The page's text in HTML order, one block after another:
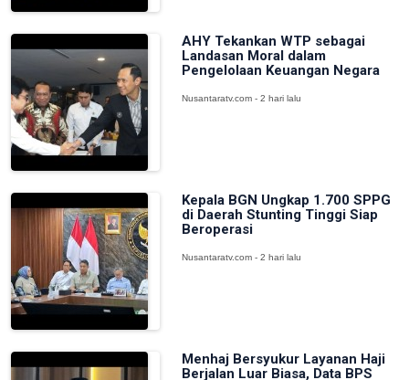
AHY Tekankan WTP sebagai
Landasan Moral dalam
Pengelolaan Keuangan Negara
Nusantaratv.com - 2 hari lalu
Kepala BGN Ungkap 1.700 SPPG
di Daerah Stunting Tinggi Siap
Beroperasi
Nusantaratv.com - 2 hari lalu
Menhaj Bersyukur Layanan Haji
Berjalan Luar Biasa, Data BPS